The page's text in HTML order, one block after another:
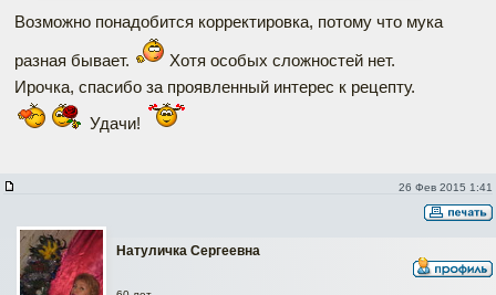
Возможно понадобится корректировка, потому что мука
разная бывает.
Хотя особых сложностей нет.
Ирочка, спасибо за проявленный интерес к рецепту.
Удачи!
26 Фев 2015 1:41
Натуличка Сергеевна